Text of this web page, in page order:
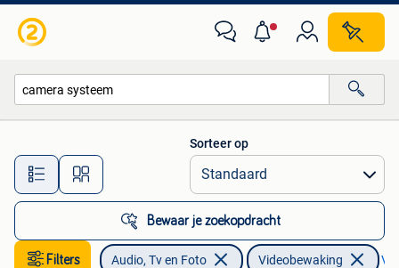
Alle afstanden…
Sorteer op
Bewaar je zoekopdracht
Filters Audio, Tv en Foto Videobewaking